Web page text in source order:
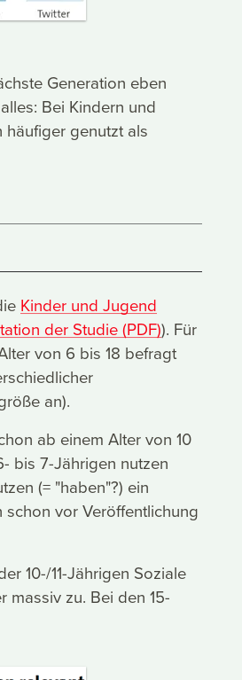
Generation eben
Bei Kindern und
genutzt als
Kinder und Jugend
der Studie (PDF)). Für
von 6 bis 18 befragt
an).
ab einem Alter von 10
bis 7-Jährigen nutzen
(= "haben"?) ein
vor Veröffentlichung
10-/11-Jährigen Soziale
massiv zu. Bei den 15-